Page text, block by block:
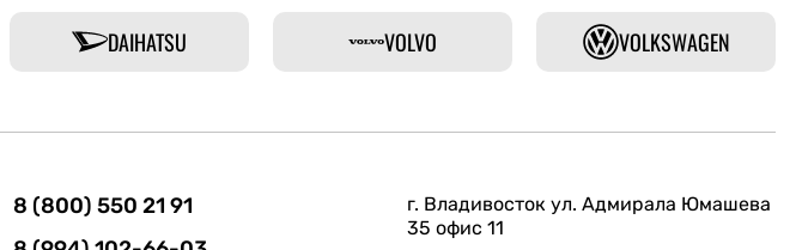
DAIHATSU VOLVO VOLKSWAGEN
8 (800) 550 21 91
г. Владивосток ул. Адмирала Юмашева
35 офис 11